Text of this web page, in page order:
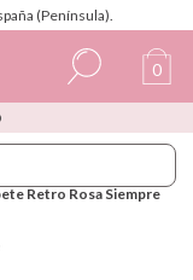
(Península).
0
Retro Rosa Siempre